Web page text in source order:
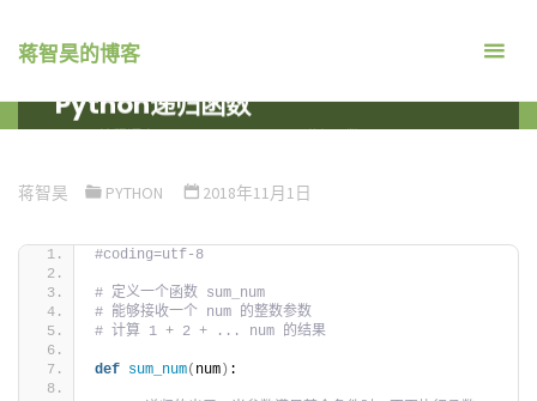
蒋智昊的博客
Python递归函数
蒋智昊 PYTHON 2018年11月1日
#coding=utf-8
# 定义一个函数 sum_num
# 能够接收一个 num 的整数参数
# 计算 1 + 2 + ... num 的结果
def sum_num( num ) :